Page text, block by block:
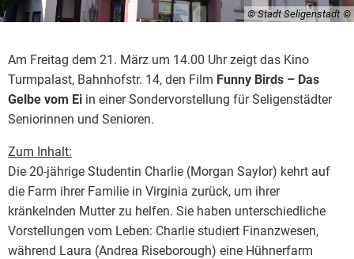
© Stadt Seligenstadt
Am Freitag dem 21. März um 14.00 Uhr zeigt das Kino
Turmpalast, Bahnhofstr. 14, den Film Funny Birds – Das
Gelbe vom Ei in einer Sondervorstellung für Seligenstädter
Seniorinnen und Senioren.
Zum Inhalt:
Die 20-jährige Studentin Charlie (Morgan Saylor) kehrt auf
die Farm ihrer Familie in Virginia zurück, um ihrer
kränkelnden Mutter zu helfen. Sie haben unterschiedliche
Vorstellungen vom Leben: Charlie studiert Finanzwesen,
während Laura (Andrea Riseborough) eine Hühnerfarm